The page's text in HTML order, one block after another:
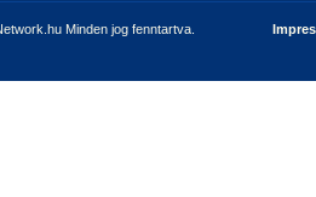
Minden jog fenntartva.